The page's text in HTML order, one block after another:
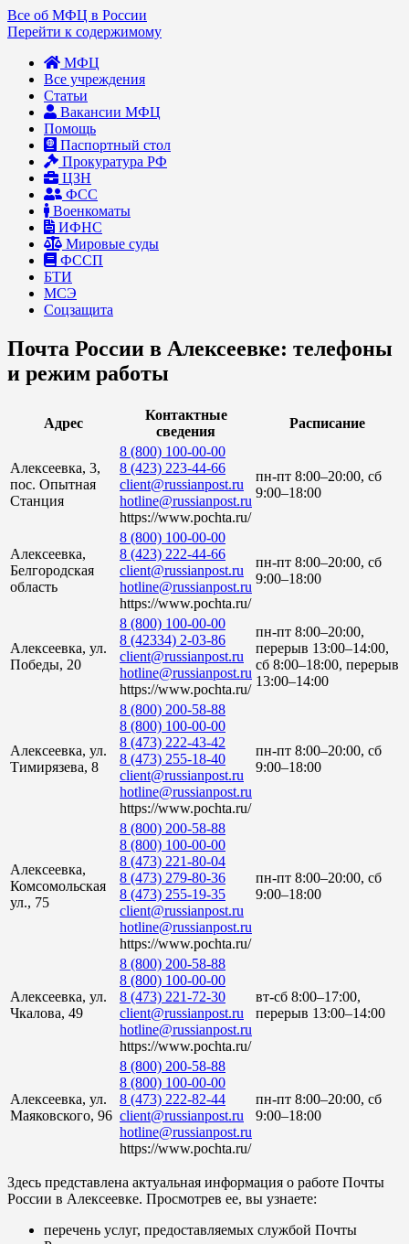
Все об МФЦ в России
Перейти к содержимому
МФЦ
Все учреждения
Статьи
Вакансии МФЦ
Помощь
Паспортный стол
Прокуратура РФ
ЦЗН
ФСС
Военкоматы
ИФНС
Мировые суды
ФССП
БТИ
МСЭ
Соцзащита
Почта России в Алексеевке: телефоны
и режим работы
Адрес
Контактные
сведения
Расписание
Алексеевка, 3,
пос. Опытная
Cтанция
8 (800) 100-00-00
8 (423) 223-44-66
client@russianpost.ru
hotline@russianpost.ru
https://www.pochta.ru/
пн-пт 8:00–20:00, сб
9:00–18:00
Алексеевка,
Белгородская
область
8 (800) 100-00-00
8 (423) 222-44-66
client@russianpost.ru
hotline@russianpost.ru
https://www.pochta.ru/
пн-пт 8:00–20:00, сб
9:00–18:00
Алексеевка, ул.
Победы, 20
8 (800) 100-00-00
8 (42334) 2-03-86
client@russianpost.ru
hotline@russianpost.ru
https://www.pochta.ru/
пн-пт 8:00–20:00,
перерыв 13:00–14:00,
сб 8:00–18:00, перерыв
13:00–14:00
Алексеевка, ул.
Тимирязева, 8
8 (800) 200-58-88
8 (800) 100-00-00
8 (473) 222-43-42
8 (473) 255-18-40
client@russianpost.ru
hotline@russianpost.ru
https://www.pochta.ru/
пн-пт 8:00–20:00, сб
9:00–18:00
Алексеевка,
Комсомольская
ул., 75
8 (800) 200-58-88
8 (800) 100-00-00
8 (473) 221-80-04
8 (473) 279-80-36
8 (473) 255-19-35
client@russianpost.ru
hotline@russianpost.ru
https://www.pochta.ru/
пн-пт 8:00–20:00, сб
9:00–18:00
Алексеевка, ул.
Чкалова, 49
8 (800) 200-58-88
8 (800) 100-00-00
8 (473) 221-72-30
client@russianpost.ru
hotline@russianpost.ru
https://www.pochta.ru/
вт-сб 8:00–17:00,
перерыв 13:00–14:00
Алексеевка, ул.
Маяковского, 96
8 (800) 200-58-88
8 (800) 100-00-00
8 (473) 222-82-44
client@russianpost.ru
hotline@russianpost.ru
https://www.pochta.ru/
пн-пт 8:00–20:00, сб
9:00–18:00
Здесь представлена актуальная информация о работе Почты
России в Алексеевке. Просмотрев ее, вы узнаете:
перечень услуг, предоставляемых службой Почты